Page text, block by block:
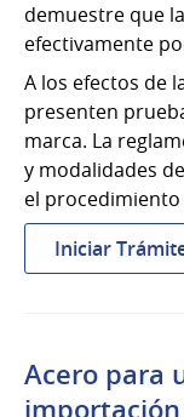
demuestre que
efectivamente
A los efectos de
presenten
marca. La
y modalidades
el procedimiento
Iniciar
Acero para